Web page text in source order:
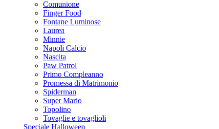
Comunione
Finger Food
Fontane Luminose
Laurea
Minnie
Napoli Calcio
Nascita
Paw Patrol
Primo Compleanno
Promessa di Matrimonio
Spiderman
Super Mario
Topolino
Tovaglie e tovaglioli
Speciale Halloween